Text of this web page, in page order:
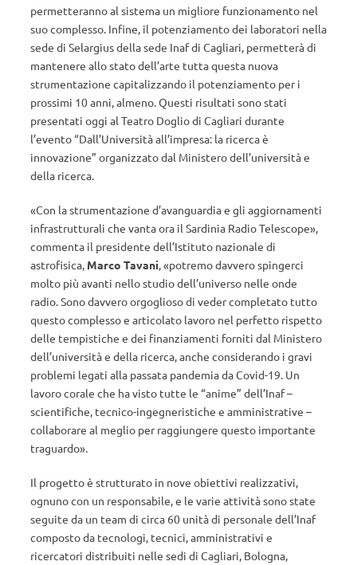
permetteranno al sistema un migliore funzionamento nel
suo complesso. Infine, il potenziamento dei laboratori nella
sede di Selargius della sede Inaf di Cagliari, permetterà di
mantenere allo stato dell’arte tutta questa nuova
strumentazione capitalizzando il potenziamento per i
prossimi 10 anni, almeno. Questi risultati sono stati
presentati oggi al Teatro Doglio di Cagliari durante
l’evento “Dall’Università all’impresa: la ricerca è
innovazione” organizzato dal Ministero dell’università e
della ricerca.
«Con la strumentazione d’avanguardia e gli aggiornamenti
infrastrutturali che vanta ora il Sardinia Radio Telescope»,
commenta il presidente dell’Istituto nazionale di
astrofisica, Marco Tavani, «potremo davvero spingerci
molto più avanti nello studio dell’universo nelle onde
radio. Sono davvero orgoglioso di veder completato tutto
questo complesso e articolato lavoro nel perfetto rispetto
delle tempistiche e dei finanziamenti forniti dal Ministero
dell’università e della ricerca, anche considerando i gravi
problemi legati alla passata pandemia da Covid-19. Un
lavoro corale che ha visto tutte le “anime” dell’Inaf –
scientifiche, tecnico-ingegneristiche e amministrative –
collaborare al meglio per raggiungere questo importante
traguardo».
Il progetto è strutturato in nove obiettivi realizzativi,
ognuno con un responsabile, e le varie attività sono state
seguite da un team di circa 60 unità di personale dell’Inaf
composto da tecnologi, tecnici, amministrativi e
ricercatori distribuiti nelle sedi di Cagliari, Bologna,